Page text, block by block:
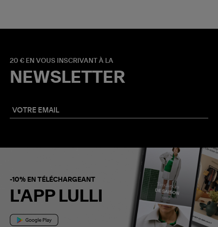
20 € EN VOUS INSCRIVANT À LA
NEWSLETTER
-10% EN TÉLÉCHARGEANT
L'APP LULLI